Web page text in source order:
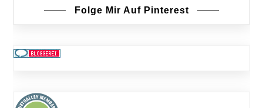
Folge Mir Auf Pinterest